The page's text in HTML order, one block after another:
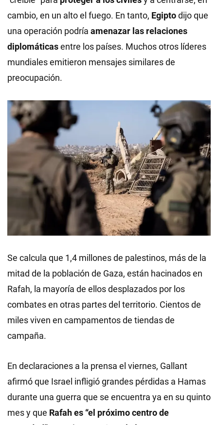
cambio, en un alto el fuego. En tanto, Egiptodijo que
una operación podría amenazar las relaciones
diplomáticasentre los países. Muchos otros líderes
mundiales emitieron mensajes similares de
preocupación.
Se calcula que 1,4 millones de palestinos, más de la
mitad de la población de Gaza, están hacinados en
Rafah, la mayoría de ellos desplazados por los
combates en otras partes del territorio. Cientos de
miles viven en campamentos de tiendas de
campaña.
En declaraciones a la prensa el viernes, Gallant
afirmó que Israel infligió grandes pérdidas a Hamas
durante una guerra que se encuentra ya en su quinto
mes y que Rafah es “el próximo centro de